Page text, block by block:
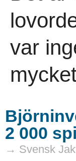
var
2 000
→ Svensk